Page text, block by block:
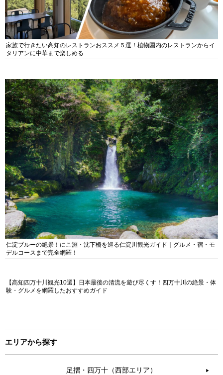
家族で行きたい高知のレストランおススメ５選！植物園内のレストランからイ
タリアンに中華まで楽しめる
仁淀ブルーの絶景！にこ淵・沈下橋を巡る仁淀川観光ガイド｜グルメ・宿・モ
デルコースまで完全網羅！
【高知四万十川観光10選】日本最後の清流を遊び尽くす！四万十川の絶景・体
験・グルメを網羅したおすすめガイド
エリアから探す
足摺・四万十（西部エリア） ▶︎